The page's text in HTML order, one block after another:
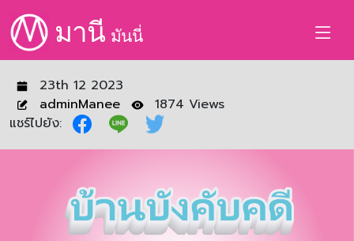
มานี มันนี่
23th 12 2023
adminManee
1874 Views
แชร์ไปยัง: